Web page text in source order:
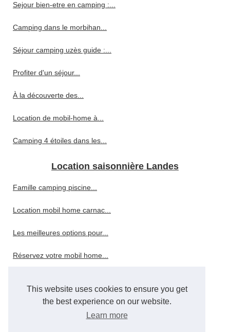
This website uses cookies to ensure you get
the best experience on our website.
Learn more
Sejour bien-etre en camping :...
Camping dans le morbihan...
Séjour camping uzès guide :...
Profiter d'un séjour...
À la découverte des...
Location de mobil-home à...
Camping 4 étoiles dans les...
Location saisonnière Landes
Famille camping piscine...
Location mobil home carnac...
Les meilleures options pour...
Réservez votre mobil home...
Les rivières et lacs autour...